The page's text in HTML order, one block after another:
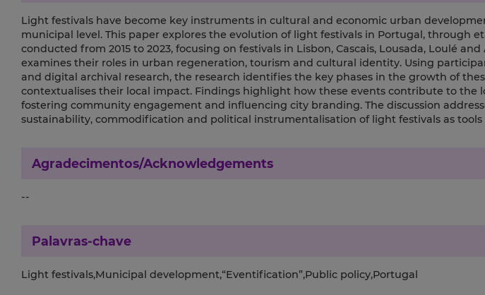
Light festivals have become key instruments in cultural and economic urban
municipal level. This paper explores the evolution of light festivals in Portugal, through
conducted from 2015 to 2023, focusing on festivals in Lisbon, Cascais, Lousada, Loulé and
examines their roles in urban regeneration, tourism and cultural identity. Using
and digital archival research, the research identifies the key phases in the growth of
contextualises their local impact. Findings highlight how these events contribute to the
fostering community engagement and influencing city branding. The discussion
sustainability, commodification and political instrumentalisation of light festivals as
Agradecimentos/Acknowledgements
--
Palavras-chave
Light festivals,Municipal development,“Eventification”,Public policy,Portugal